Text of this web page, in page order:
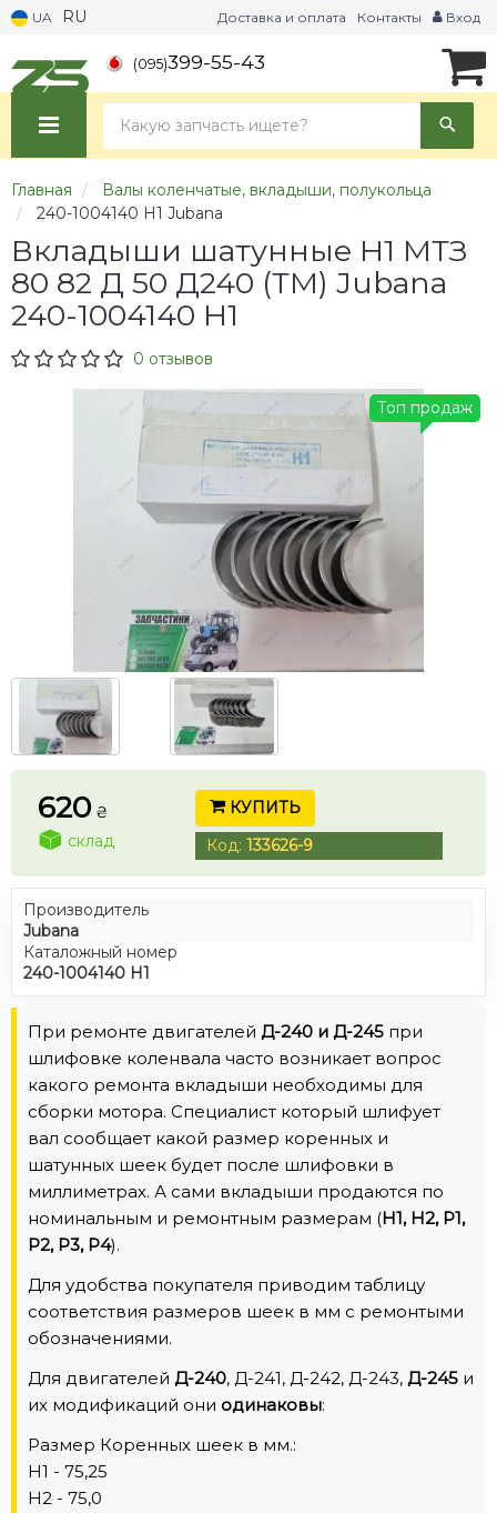
UA RU Доставка и оплата Контакты Вход
(095)399-55-43
Главная
Валы коленчатые, вкладыши, полукольца
240-1004140 Н1 Jubana
Вкладыши шатунные Н1 МТЗ
80 82 Д 50 Д240 (ТМ) Jubana
240-1004140 Н1
0 отзывов
Топ продаж
620 ₴
склад
КУПИТЬ
Код: 133626-9
Производитель
Jubana
Каталожный номер
240-1004140 Н1
При ремонте двигателей Д-240 и Д-245 при
шлифовке коленвала часто возникает вопрос
какого ремонта вкладыши необходимы для
сборки мотора. Специалист который шлифует
вал сообщает какой размер коренных и
шатунных шеек будет после шлифовки в
миллиметрах. А сами вкладыши продаются по
номинальным и ремонтным размерам (Н1, Н2, Р1,
Р2, Р3, Р4).
Для удобства покупателя приводим таблицу
соответствия размеров шеек в мм с ремонтыми
обозначениями.
Для двигателей Д-240, Д-241, Д-242, Д-243, Д-245 и
их модификаций они одинаковы:
Размер Коренных шеек в мм.:
Н1 - 75,25
Н2 - 75,0